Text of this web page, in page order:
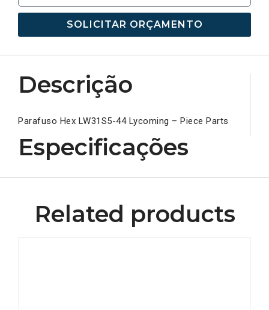
SOLICITAR ORÇAMENTO
Descrição
Parafuso Hex LW31S5-44 Lycoming – Piece Parts
Especificações
Related products